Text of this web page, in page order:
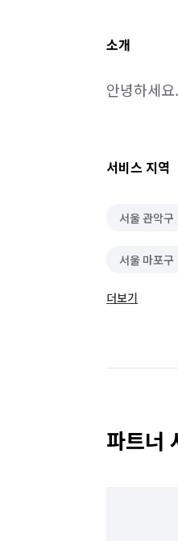
소개
안녕하세
서비스 지역
서울 관악구
서울 마포구
더보기
파트너